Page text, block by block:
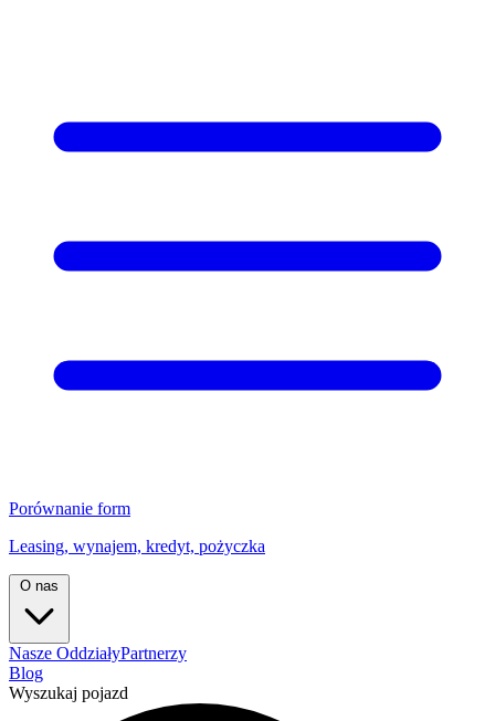
Porównanie form
Leasing, wynajem, kredyt, pożyczka
O nas
Nasze OddziałyPartnerzy
Blog
Wyszukaj pojazd